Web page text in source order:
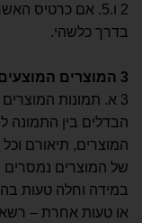
2 ו.5. אם כרטיס
בדרך כלשהי.
3 המוצרים
3 א. תמונות
הבדלים בין התמונה
המוצרים, תיאורם
של המוצרים נמסרים
במידה וחלה טעות